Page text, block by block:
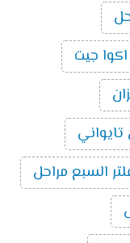
السبع مراحل